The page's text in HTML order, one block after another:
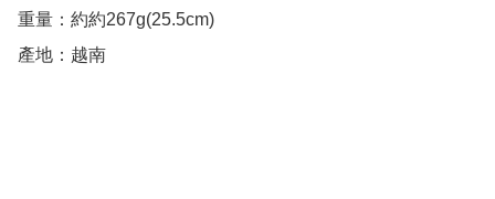
重量：約約267g(25.5cm)
產地：越南